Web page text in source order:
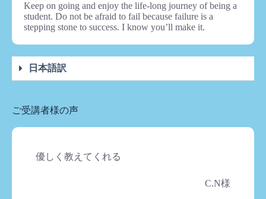
Keep on going and enjoy the life-long journey of being a
student. Do not be afraid to fail because failure is a
stepping stone to success. I know you’ll make it.
日本語訳
ご受講者様の声
優しく教えてくれる
C.N様